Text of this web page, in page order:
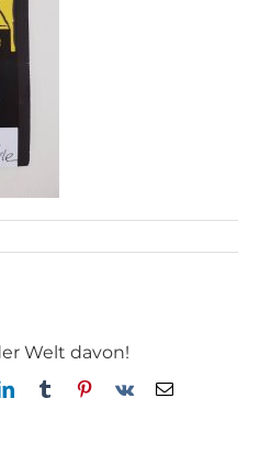
Welt davon!
LinkedInTumblrPinterest
Vk
E-